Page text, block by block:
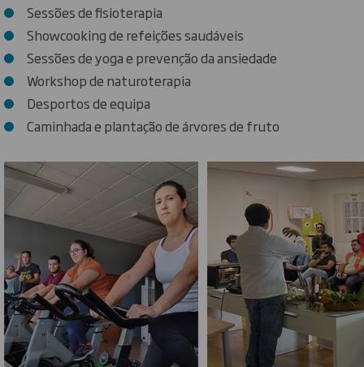
Sessões de fisioterapia
Showcooking de refeições saudáveis
Sessões de yoga e prevenção da ansiedade
Workshop de naturoterapia
Desportos de equipa
Caminhada e plantação de árvores de fruto